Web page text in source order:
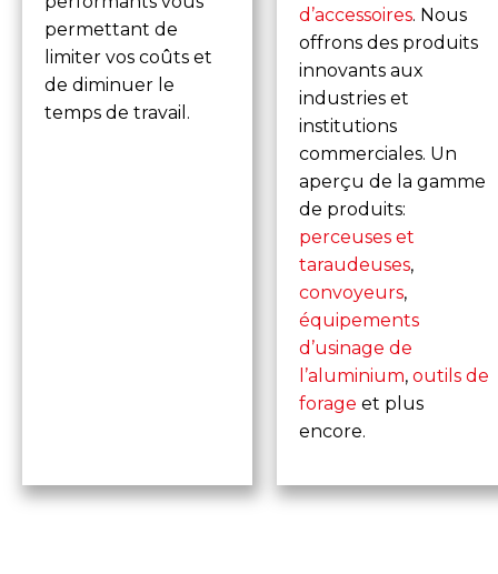
permettant de
limiter vos coûts et
de diminuer le
temps de travail.
d’accessoires. Nous
offrons des produits
innovants aux
industries et
institutions
commerciales. Un
aperçu de la gamme
de produits:
perceuses et
taraudeuses,
convoyeurs,
équipements
d’usinage de
l’aluminium,outils de
forage et plus
encore.